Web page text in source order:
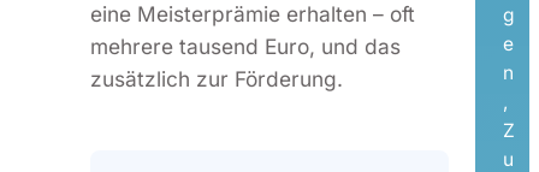
eine Meisterprämie erhalten – oft
mehrere tausend Euro, und das
zusätzlich zur Förderung.
g
e
n
,
Z
u